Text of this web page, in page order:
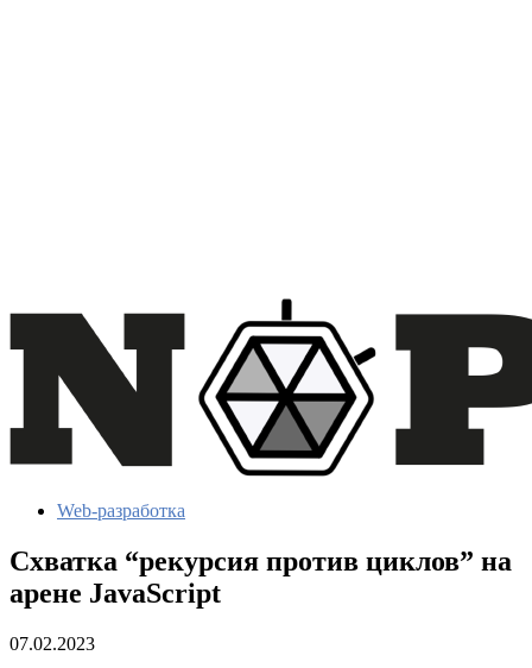
Web-разработка
Схватка “рекурсия против циклов” на
арене JavaScript
07.02.2023